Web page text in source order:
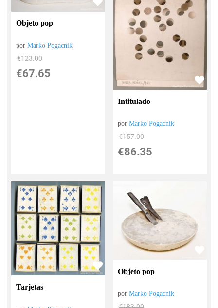
Objeto pop
porMarko Pogacnik
€123.00
€67.65
Intitulado
porMarko Pogacnik
€157.00
€86.35
Tarjetas
Objeto pop
porMarko Pogacnik